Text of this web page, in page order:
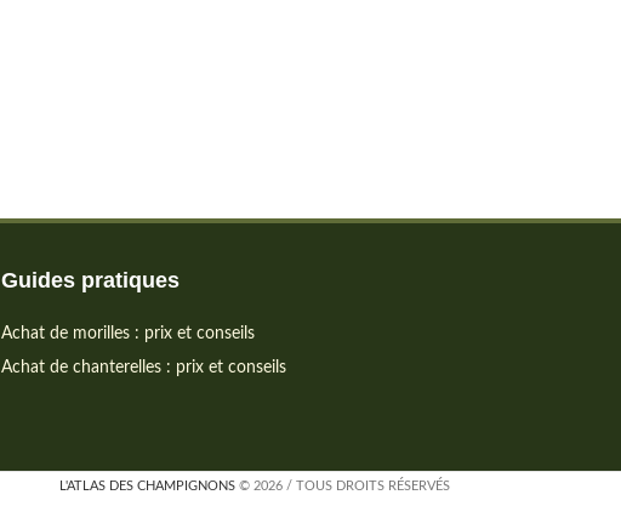
Guides pratiques
Achat de morilles : prix et conseils
Achat de chanterelles : prix et conseils
L'ATLAS DES CHAMPIGNONS © 2026 / TOUS DROITS RÉSERVÉS